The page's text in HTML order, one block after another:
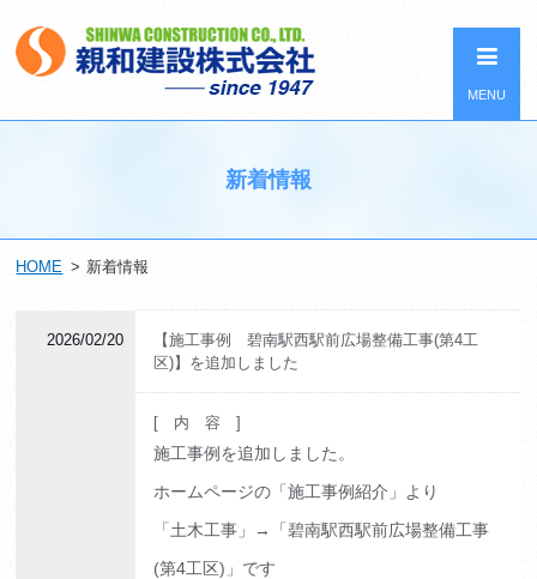
MENU
新着情報
HOME 新着情報
2026/02/20
【施工事例 碧南駅西駅前広場整備工事(第4工
区)】を追加しました
[ 内 容 ]
施工事例を追加しました。
ホームページの「施工事例紹介」より
「土木工事」→「碧南駅西駅前広場整備工事
(第4工区)」です